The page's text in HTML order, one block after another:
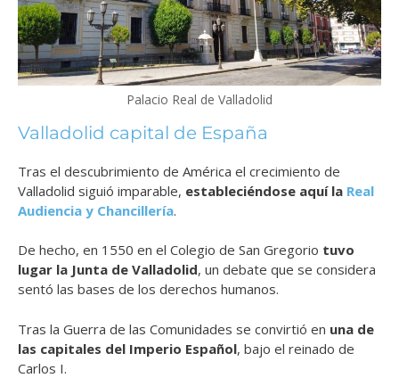
Palacio Real de Valladolid
Valladolid capital de España
Tras el descubrimiento de América el crecimiento de
Valladolid siguió imparable, estableciéndose aquí la Real
Audiencia y Chancillería.
De hecho, en 1550 en el Colegio de San Gregorio tuvo
lugar la Junta de Valladolid, un debate que se considera
sentó las bases de los derechos humanos.
Tras la Guerra de las Comunidades se convirtió en una de
las capitales del Imperio Español, bajo el reinado de
Carlos I.